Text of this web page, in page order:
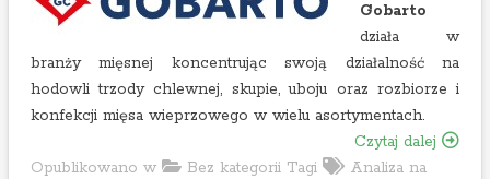
Gobarto
działa w
branży mięsnej koncentrując swoją działalność na
hodowli trzody chlewnej, skupie, uboju oraz rozbiorze i
konfekcji mięsa wieprzowego w wielu asortymentach.
Czytaj dalej
„
Opublikowano w Bez kategorii Tagi
Analiza na